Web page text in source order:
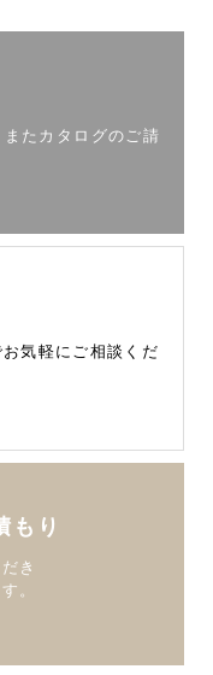
またカタログのご請
お気軽にご相談くだ
もり
き
。